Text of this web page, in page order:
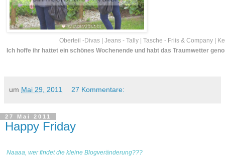
Oberteil -Divas | Jeans - Tally | Tasche - Friis & Company |
Ich hoffe ihr hattet ein schönes Wochenende und habt das Traumwetter
um Mai 29, 2011 27 Kommentare:
27 Mai 2011
Happy Friday
Naaaa, wer findet die kleine Blogveränderung???